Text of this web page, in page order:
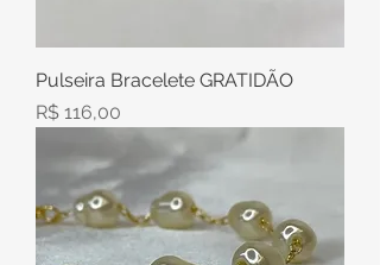
Pulseira Bracelete GRATIDÃO
Preço
R$ 116,00